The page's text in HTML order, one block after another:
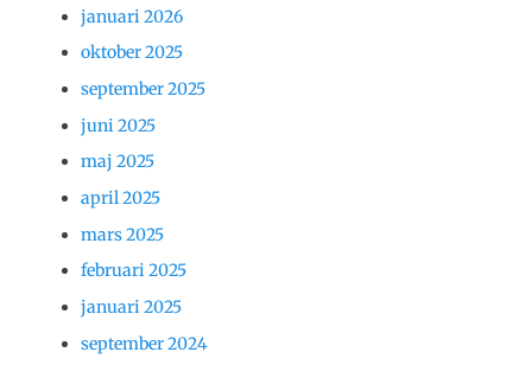
januari 2026
oktober 2025
september 2025
juni 2025
maj 2025
april 2025
mars 2025
februari 2025
januari 2025
september 2024